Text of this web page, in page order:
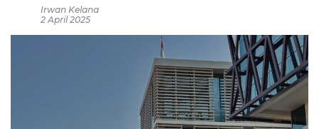
Irwan Kelana
2 April 2025